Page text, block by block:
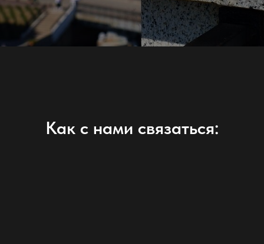
Как с нами связаться: